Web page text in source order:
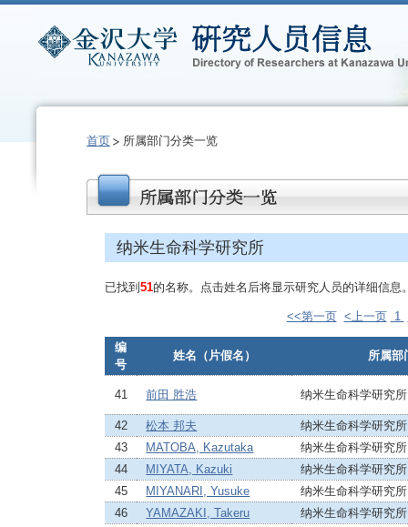
首页 所属部门分类一览
纳米生命科学研究所
已找到 51的名称。点击姓名后将显示研究人员的详细信息
<<第一页 <上一页 1
编
号
姓名（片假名） 所属部
41 前田 胜浩 纳米生命科学研究所
42 松本 邦夫
纳米生命科学研究所
43
MATOBA, Kazutaka
纳米生命科学研究所
44
MIYATA, Kazuki
纳米生命科学研究所
45
MIYANARI, Yusuke
纳米生命科学研究所
46
YAMAZAKI, Takeru
纳米生命科学研究所